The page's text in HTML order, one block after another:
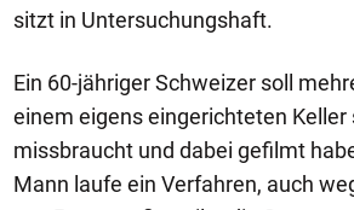
sitzt in Untersuchungshaft.
Ein 60-jähriger Schweizer soll
einem eigens eingerichteten Keller
missbraucht und dabei gefilmt
Mann laufe ein Verfahren, auch